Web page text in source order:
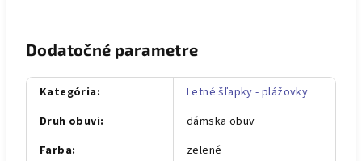
Dodatočné parametre
Kategória:
Letné šľapky - plážovky
Druh obuvi:
dámska obuv
Farba:
zelené